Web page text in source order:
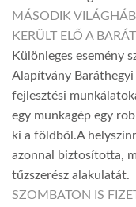
MÁSODIK
KERÜLT ELŐ A
Különleges esemény
Alapítvány
fejlesztési
egy munkagép egy
ki a földből.A
azonnal biztosította,
tűzszerész alakulatát.
SZOMBATON IS